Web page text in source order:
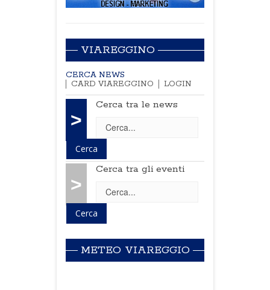
VIAREGGINO
CERCA NEWS
CARD VIAREGGINO
LOGIN
>
Cerca tra le news
>
Cerca tra gli eventi
METEO VIAREGGIO